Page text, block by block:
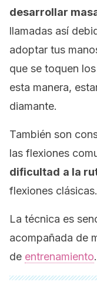
desarrollar
llamadas así
adoptar tus
que se toquen
esta manera,
diamante.
También son
las flexiones
dificultad a la
flexiones clásicas.
La técnica es
acompañada de
de entrenamiento.